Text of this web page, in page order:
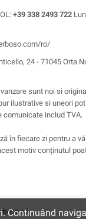
+39 338 2493 722
ro/
24 - 71045 Orta
sunt noi si
ilustrative si uneori
comunicate includ TVA.
în fiecare zi pentru a
motiv conținutul
srl
Continuând